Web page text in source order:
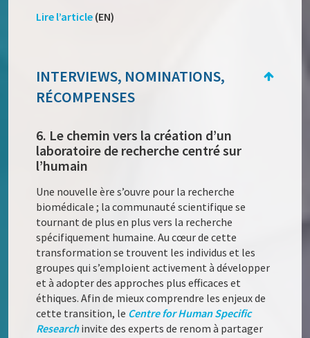
Lire l’article (EN)
INTERVIEWS, NOMINATIONS,
RÉCOMPENSES
6. Le chemin vers la création d’un
laboratoire de recherche centré sur
l’humain
Une nouvelle ère s’ouvre pour la recherche
biomédicale ; la communauté scientifique se
tournant de plus en plus vers la recherche
spécifiquement humaine. Au cœur de cette
transformation se trouvent les individus et les
groupes qui s’emploient activement à développer
et à adopter des approches plus efficaces et
éthiques. Afin de mieux comprendre les enjeux de
cette transition, le Centre for Human Specific
Researchinvite des experts de renom à partager